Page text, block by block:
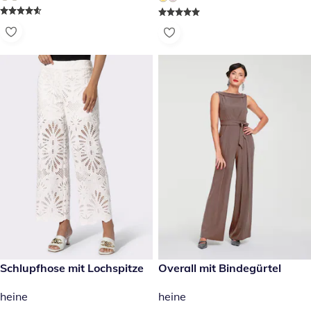
€ 84,99
Schlupfhose mit Lochspitze
heine
€ 169,00
Overall mit Bindegürtel
heine